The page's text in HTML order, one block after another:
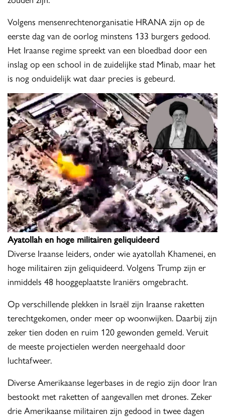
Volgens mensenrechtenorganisatie HRANA zijn op de
eerste dag van de oorlog minstens 133 burgers gedood.
Het Iraanse regime spreekt van een bloedbad door een
inslag op een school in de zuidelijke stad Minab, maar het
is nog onduidelijk wat daar precies is gebeurd.
Ayatollah en hoge militairen geliquideerd
Diverse Iraanse leiders, onder wie ayatollah Khamenei, en
hoge militairen zijn geliquideerd. Volgens Trump zijn er
inmiddels 48 hooggeplaatste Iraniërs omgebracht.
Op verschillende plekken in Israël zijn Iraanse raketten
terechtgekomen, onder meer op woonwijken. Daarbij zijn
zeker tien doden en ruim 120 gewonden gemeld. Veruit
de meeste projectielen werden neergehaald door
luchtafweer.
Diverse Amerikaanse legerbases in de regio zijn door Iran
bestookt met raketten of aangevallen met drones. Zeker
drie Amerikaanse militairen zijn gedood in twee dagen